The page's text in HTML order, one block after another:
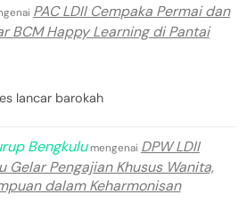
PAC LDII Cempaka Permai dan
BCM Happy Learning di Pantai
lancar barokah
Bengkulumengenai DPW LDII
Gelar Pengajian Khusus Wanita,
dalam Keharmonisan